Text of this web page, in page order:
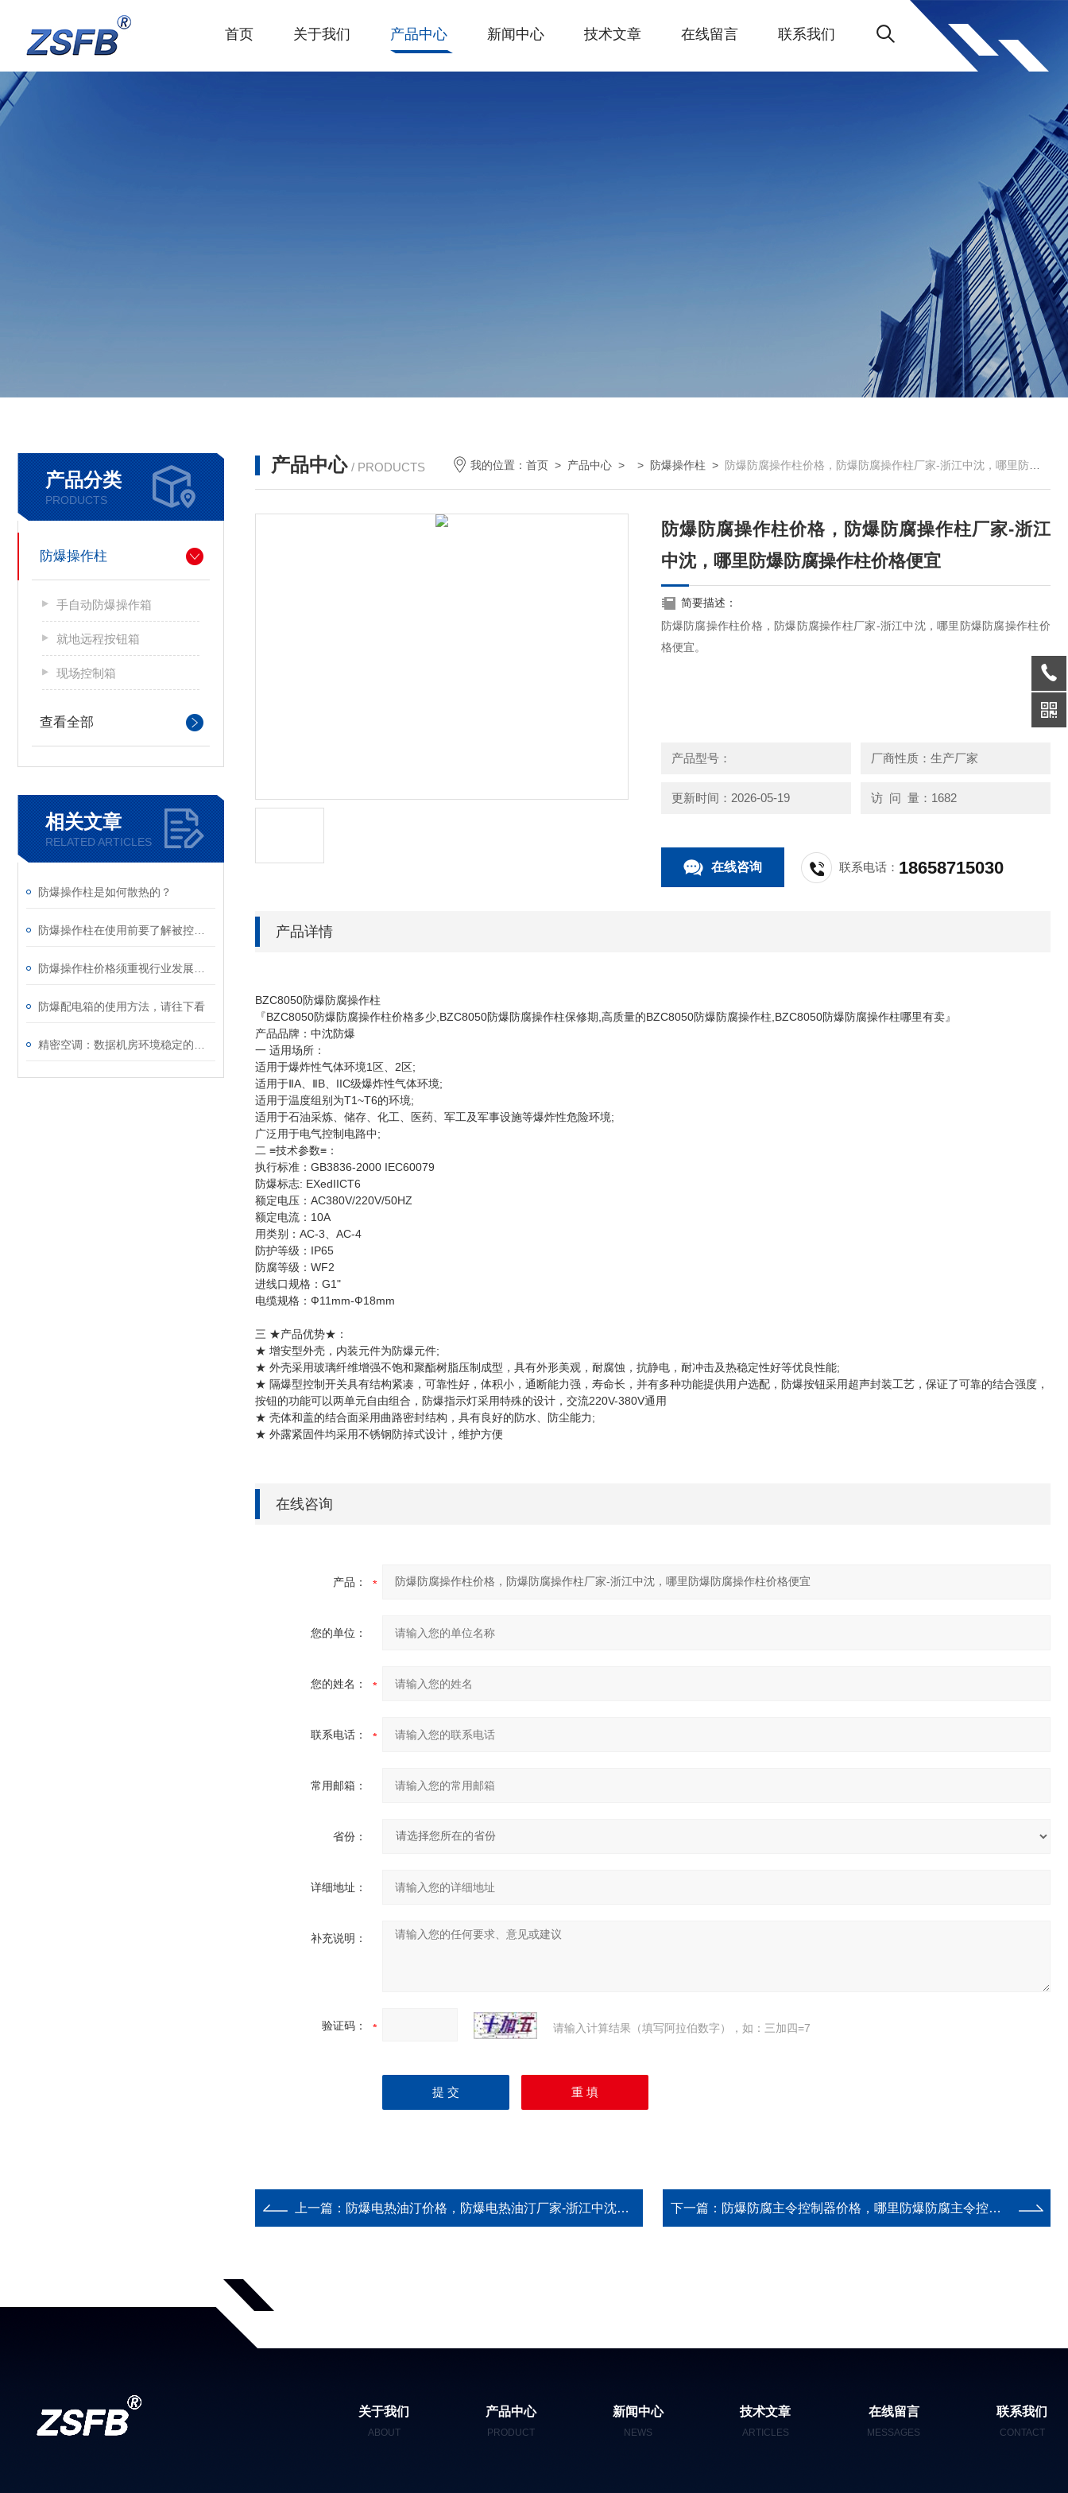
首页 关于我们 产品中心 新闻中心 技术文章 在线留言 联系我们
产品分类
PRODUCTS
防爆操作柱
手自动防爆操作箱
就地远程按钮箱
现场控制箱
查看全部
相关文章
RELATED ARTICLES
防爆操作柱是如何散热的？
防爆配电箱的使用方法，请往下看
产品中心 / PRODUCTS 我的位置：首页 > 产品中心 > > 防爆操作柱 > 防爆防腐操作柱价格，防爆防腐操作柱厂家-浙江中沈，哪里防爆防腐操作柱价格便宜
防爆防腐操作柱价格，防爆防腐操作柱厂家-浙江
中沈，哪里防爆防腐操作柱价格便宜
简要描述：
防爆防腐操作柱价格，防爆防腐操作柱厂家-浙江中沈，哪里防爆防腐操作柱价
格便宜。
产品型号： 厂商性质：生产厂家
更新时间：2026-05-19 访 问 量：1682
在线咨询 联系电话： 18658715030
产品详情
BZC8050防爆防腐操作柱
『BZC8050防爆防腐操作柱价格多少,BZC8050防爆防腐操作柱保修期,高质量的BZC8050防爆防腐操作柱,BZC8050防爆防腐操作柱哪里有卖』
产品品牌：中沈防爆
一 适用场所：
适用于爆炸性气体环境1区、2区;
适用于ⅡA、ⅡB、IIC级爆炸性气体环境;
适用于温度组别为T1~T6的环境;
适用于石油采炼、储存、化工、医药、军工及军事设施等爆炸性危险环境;
广泛用于电气控制电路中;
二 ≡技术参数≡：
执行标准：GB3836-2000 IEC60079
防爆标志: EXedIICT6
额定电压：AC380V/220V/50HZ
额定电流：10A
用类别：AC-3、AC-4
防护等级：IP65
防腐等级：WF2
进线口规格：G1"
电缆规格：Ф11mm-Ф18mm
三 ★产品优势★：
★ 增安型外壳，内装元件为防爆元件;
★ 外壳采用玻璃纤维增强不饱和聚酯树脂压制成型，具有外形美观，耐腐蚀，抗静电，耐冲击及热稳定性好等优良性能;
★ 隔爆型控制开关具有结构紧凑，可靠性好，体积小，通断能力强，寿命长，并有多种功能提供用户选配，防爆按钮采用超声封装工艺，保证了可靠的结合强度，
按钮的功能可以两单元自由组合，防爆指示灯采用特殊的设计，交流220V-380V通用
★ 壳体和盖的结合面采用曲路密封结构，具有良好的防水、防尘能力;
★ 外露紧固件均采用不锈钢防掉式设计，维护方便
在线咨询
产品：
您的单位：
您的姓名：
联系电话：
常用邮箱：
省份：
详细地址：
补充说明：
验证码： 请输入计算结果（填写阿拉伯数字），如：三加四=7
上一篇： 防爆电热油汀价格，防爆电热油汀厂家-浙江中沈，哪里防爆电热油汀价格便宜 下一篇： 防爆防腐主令控制器价格，哪里防爆防腐主令控制器价格便宜。
关于我们
ABOUT
产品中心
PRODUCT
新闻中心
NEWS
技术文章
ARTICLES
在线留言
MESSAGES
联系我们
CONTACT